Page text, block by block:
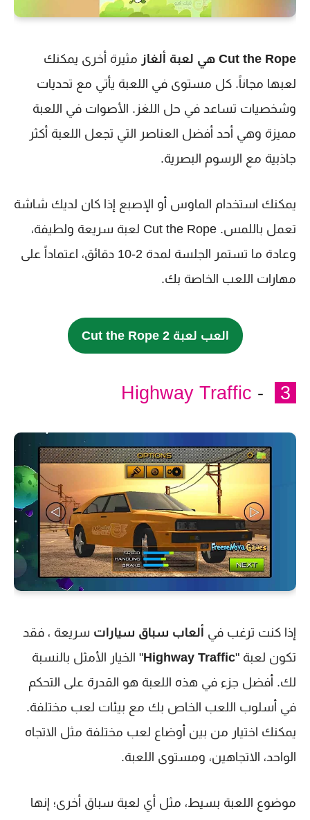
Cut the Rope هي لعبة ألغاز
مثيرة أخرى يمكنك
لعبها مجاناً. كل مستوى في اللعبة يأتي مع تحديات
وشخصيات تساعد في حل اللغز. الأصوات في اللعبة
مميزة وهي أحد أفضل العناصر التي تجعل اللعبة أكثر
جاذبية مع الرسوم البصرية.
يمكنك استخدام الماوس أو الإصبع إذا كان لديك شاشة
تعمل باللمس. Cut the Rope لعبة سريعة ولطيفة،
وعادة ما تستمر الجلسة لمدة 2-10 دقائق، اعتماداً على
مهارات اللعب الخاصة بك.
العب لعبة Cut the Rope 2
-
Highway Traffic
إذا كنت ترغب في ألعاب سباق سيارات سريعة ، فقد
تكون لعبة "Highway Traffic" الخيار الأمثل بالنسبة
لك. أفضل جزء في هذه اللعبة هو القدرة على التحكم
في أسلوب اللعب الخاص بك مع بيئات لعب مختلفة.
يمكنك اختيار من بين أوضاع لعب مختلفة مثل الاتجاه
الواحد، الاتجاهين، ومستوى اللعبة.
موضوع اللعبة بسيط، مثل أي لعبة سباق أخرى؛ إنها